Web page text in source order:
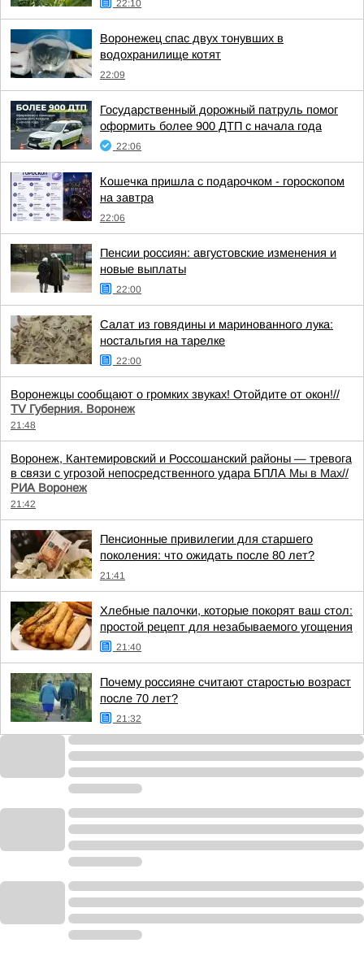
22:10
Воронежец спас двух тонувших в
водохранилище котят
22:09
Государственный дорожный патруль помог
оформить более 900 ДТП с начала года
22:06
Кошечка пришла с подарочком - гороскопом
на завтра
22:06
Пенсии россиян: августовские изменения и
новые выплаты
22:00
Салат из говядины и маринованного лука:
ностальгия на тарелке
22:00
Воронежцы сообщают о громких звуках! Отойдите от окон!//
TV Губерния. Воронеж
21:48
Воронеж, Кантемировский и Россошанский районы — тревога
в связи с угрозой непосредственного удара БПЛА Мы в Мах//
РИА Воронеж
21:42
Пенсионные привилегии для старшего
поколения: что ожидать после 80 лет?
21:41
Хлебные палочки, которые покорят ваш стол:
простой рецепт для незабываемого угощения
21:40
Почему россияне считают старостью возраст
после 70 лет?
21:32